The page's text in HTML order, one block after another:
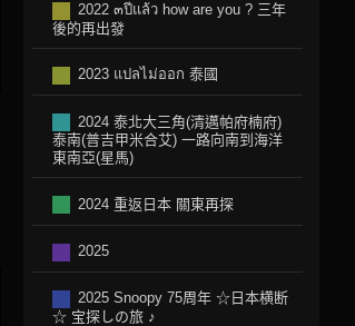
2022 ๓ปีแล้ว how are you ? 三年
後的再出發
2023 แปลไม่ออก 泰國
2024 泰北大三角(清邁帕府楠府)
泰南(普吉甲米合艾) 一路向南到海洋
東南亞(星馬)
2024 重返日本 關東再探
2025
2025 Snoopy 75周年 ☆日本横断
☆ 宝探しの旅 ♪